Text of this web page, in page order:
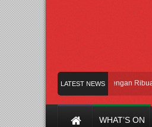
LATEST NEWS
Meramaikan Jakarta dengan Ribuan
WHAT’S ON